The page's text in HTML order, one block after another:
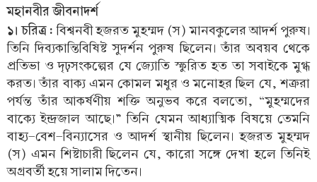
মহানবীর জীবনাদর্শ
১। চরিত্র :বিশ্বনবী হজরত মুহম্মদ (স) মানবকুলের আদর্শ পুরুষ।
তিনি দিব্যকান্তিবিষিষ্ট সুদর্শন পুরুষ ছিলেন। তাঁর অবয়ব থেকে
প্রতিভা ও দৃঢ়সংকল্পের যে জ্যোতি স্ফুরিত হত তা সবাইকে মুগ্ধ
করত। তাঁর বাক্য এমন কোমল মধুর ও মনোহর ছিল যে, শত্রুরা
পর্যন্ত তাঁর আকর্ষণীয় শক্তি অনুভব করে বলতো, “মুহম্মদের
বাক্যে ইন্দ্রজাল আছে।” তিনি যেমন আধ্যাত্মিক বিষয়ে তেমনি
বাহ্য-বেশ-বিন্যাসের ও আদর্শ স্থানীয় ছিলেন। হজরত মুহম্মদ
(স) এমন শিষ্টাচারী ছিলেন যে, কারো সঙ্গে দেখা হলে তিনিই
অগ্রবর্তী হয়ে সালাম দিতেন।